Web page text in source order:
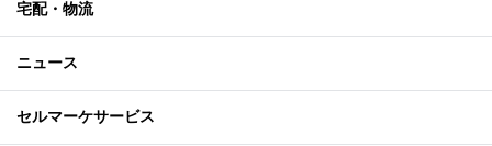
宅配・物流
ニュース
セルマーケサービス